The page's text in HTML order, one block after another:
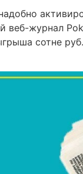
журнал
сотне